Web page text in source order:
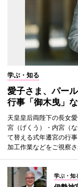
学ぶ・知る
愛子さま、パー
行事「御木曳」
天皇皇后両陛下の長女
宮（げくう）・内宮（
て替える式年遷宮の行
加工作業などをご視察さ
学ぶ・知